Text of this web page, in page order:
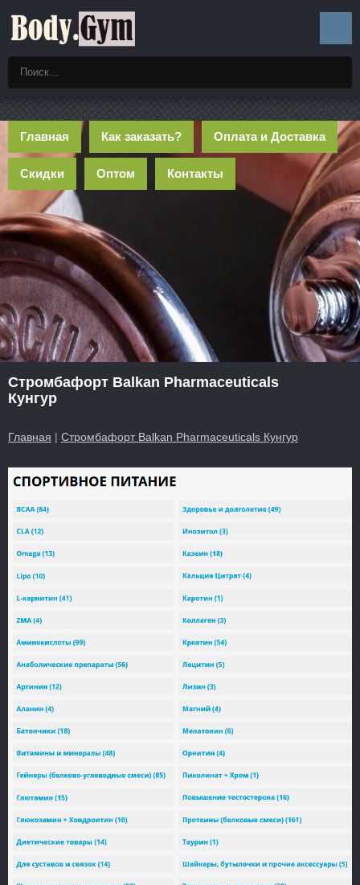
Главная Как заказать? Оплата и Доставка
Скидки Оптом Контакты
Стромбафорт Balkan Pharmaceuticals
Кунгур
Главная | Стромбафорт Balkan Pharmaceuticals Кунгур